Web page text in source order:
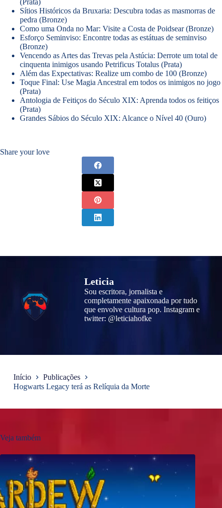
Sítios Históricos da Bruxaria: Descubra todas as masmorras de
pedra (Bronze)
Como uma Onda no Mar: Visite a Costa de Poidsear (Bronze)
Esforço Seminviso: Encontre todas as estátuas de seminviso
(Bronze)
Vencendo as Artes das Trevas pela Astúcia: Derrote um total de
cinquenta inimigos usando Petrificus Totalus (Prata)
Além das Expectativas: Realize um combo de 100 (Bronze)
Toque Final: Use Magia Ancestral em todos os inimigos no jogo
(Prata)
Antologia de Feitiços do Século XIX: Aprenda todos os feitiços
(Prata)
Grandes Sábios do Século XIX: Alcance o Nível 40 (Ouro)
Share your love
Leticia
Sou escritora, jornalista e
completamente apaixonada por tudo
que envolve cultura pop. Instagram e
twitter: @leticiahofke
Início
Publicações
Hogwarts Legacy terá as Relíquia da Morte
Veja também